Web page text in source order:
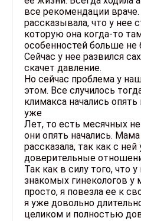
все рекомендации
рассказывала, что у нее
которую она когда-то
особенностей больше не
Сейчас у нее развился
скачет давление.
Но сейчас проблема у
этом. Все случилось
климакса начались
уже
Лет, то есть месячных
они опять начались.
рассказала, так как с ней
доверительные
Так как в силу того, что
знакомых гинекологов у
просто, я повезла ее к
я уже довольно
целиком и полностью